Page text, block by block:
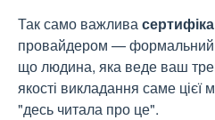
Так само важлива
провайдером — формальний
що людина, яка веде ваш
якості викладання саме цієї
"десь читала про це".